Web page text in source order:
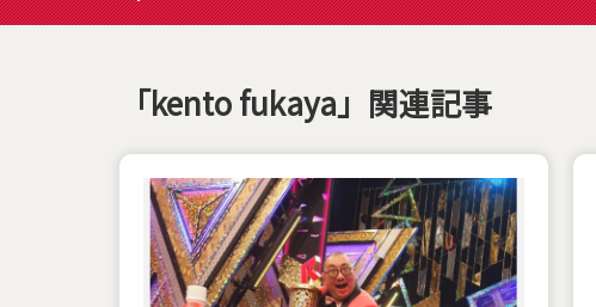
「kento fukaya」関連記事